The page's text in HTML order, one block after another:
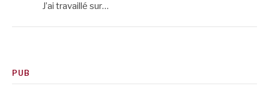
J’ai travaillé sur…
PUB